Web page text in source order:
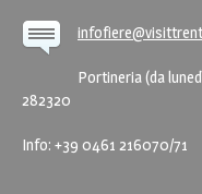
Portineria (da
282320
Info: +39 0461 216070/71